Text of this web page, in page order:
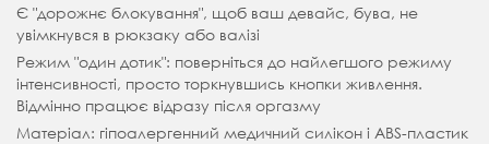
Є "дорожнє блокування", щоб ваш девайс, бува, не
увімкнувся в рюкзаку або валізі
Режим "один дотик": поверніться до найлегшого режиму
інтенсивності, просто торкнувшись кнопки живлення.
Відмінно працює відразу після оргазму
Матеріал: гіпоалергенний медичний силікон і ABS-пластик